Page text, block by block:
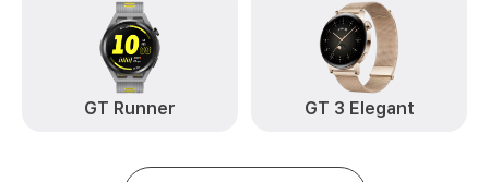
GT Runner GT 3 Elegant